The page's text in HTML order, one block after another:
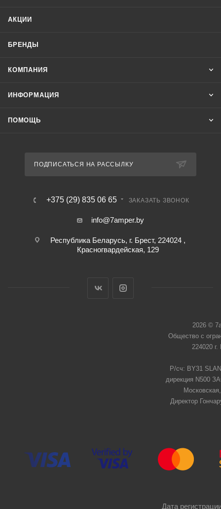
АКЦИИ
БРЕНДЫ
КОМПАНИЯ
ИНФОРМАЦИЯ
ПОМОЩЬ
ПОДПИСАТЬСЯ НА РАССЫЛКУ
+375 (29) 835 06 65 ЗАКАЗАТЬ ЗВОНОК
info@7amper.by
Республика Беларусь, г. Брест, 224024 ,
Красногвардейская, 129
2026 ©
Общество с
224020
Р/сч: BY31
дирекция N500
Директор
Дата